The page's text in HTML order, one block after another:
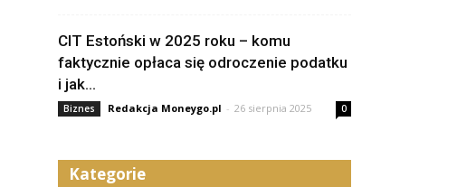
CIT Estoński w 2025 roku – komu
faktycznie opłaca się odroczenie podatku
i jak...
Biznes Redakcja Moneygo.pl - 26 sierpnia 2025 0
Kategorie